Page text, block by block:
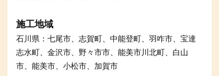
施工地域
石川県：七尾市、志賀町、中能登町、羽咋市、宝達
志水町、金沢市、野々市市、能美市川北町、白山
市、能美市、小松市、加賀市